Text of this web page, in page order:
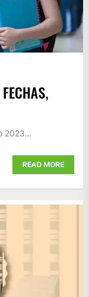
2023…
READ MORE